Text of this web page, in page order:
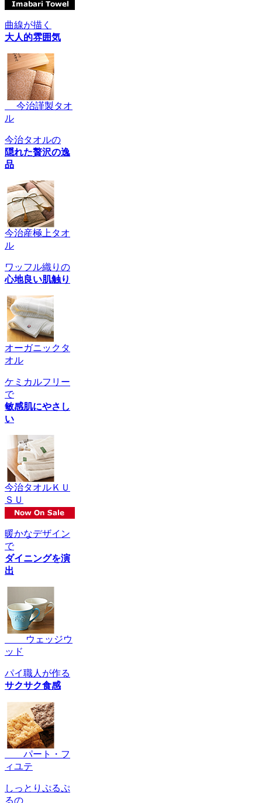
曲線が描く
大人的雰囲気
今治謹製タオ
ル
今治タオルの
隠れた贅沢の逸
品
今治産極上タオ
ル
ワッフル織りの
心地良い肌触り
オーガニックタ
オル
ケミカルフリー
で
敏感肌にやさし
い
今治タオルＫＵ
ＳＵ
暖かなデザイン
で
ダイニングを演
出
ウェッジウ
ッド
パイ職人が作る
サクサク食感
パート・フ
ィユテ
しっとりぷるぷ
るの